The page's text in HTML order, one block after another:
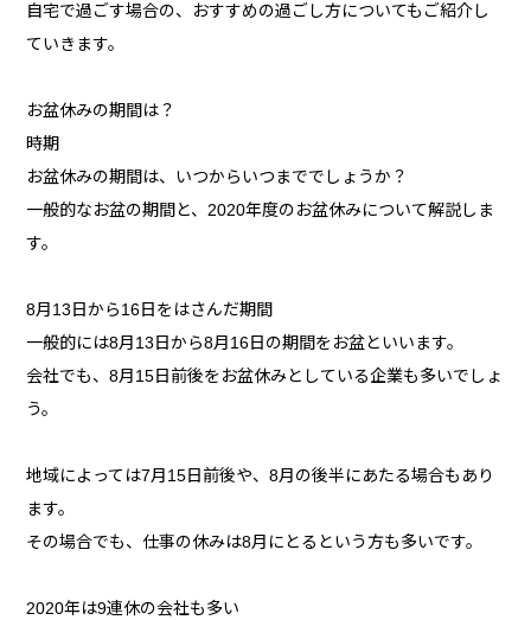
自宅で過ごす場合の、おすすめの過ごし方についてもご紹介し
ていきます。
お盆休みの期間は？
時期
お盆休みの期間は、いつからいつまででしょうか？
一般的なお盆の期間と、2020年度のお盆休みについて解説しま
す。
8月13日から16日をはさんだ期間
一般的には8月13日から8月16日の期間をお盆といいます。
会社でも、8月15日前後をお盆休みとしている企業も多いでしょ
う。
地域によっては7月15日前後や、8月の後半にあたる場合もあり
ます。
その場合でも、仕事の休みは8月にとるという方も多いです。
2020年は9連休の会社も多い